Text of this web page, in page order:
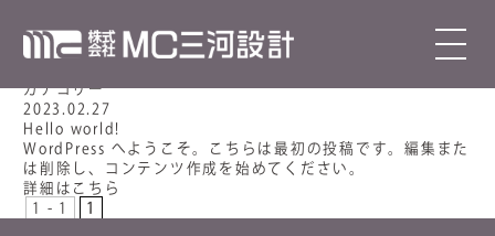
Work flow
NEWS
カテゴリーお知らせ
カテゴリー
2023.02.27
Hello world!
WordPress へようこそ。こちらは最初の投稿です。編集また
は削除し、コンテンツ作成を始めてください。
詳細はこちら
1 - 1
1